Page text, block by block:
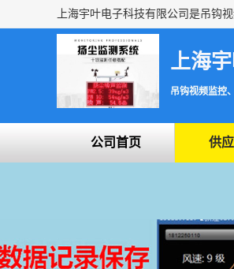
上海
吊钩视频监控
公司首页 供